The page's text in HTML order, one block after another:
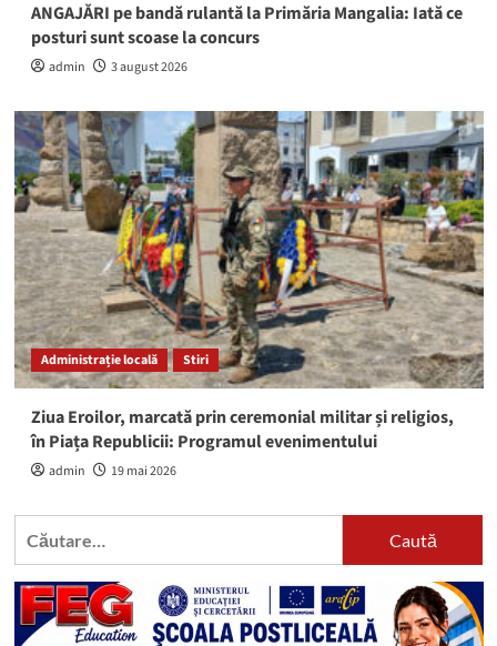
ANGAJĂRI pe bandă rulantă la Primăria Mangalia: Iată ce
posturi sunt scoase la concurs
admin 3 august 2026
Administrație locală Stiri
Ziua Eroilor, marcată prin ceremonial militar și religios,
în Piața Republicii: Programul evenimentului
admin 19 mai 2026
Caută